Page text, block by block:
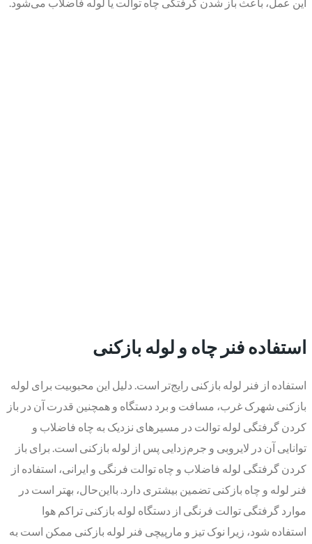
​استفاده فنر چاه و لوله بازکنی
استفاده از فنر لوله بازکنی رایج‌تر است. دلیل این محبوبیت برای لوله
بازکنی شهرک غرب، مسافت و برد دستگاه و همچنین قدرت آن در باز
کردن گرفتگی لوله توالت در مسیرهای نزدیک به چاه فاضلاب و
توانایی آن در لایروبی و جرم‌زدایی پس از لوله بازکنی است. برای باز
کردن گرفتگی لوله فاضلاب و چاه توالت فرنگی و ایرانی، استفاده از
فنر لوله و چاه بازکنی تضمین بیشتری دارد. بااین‌حال، بهتر است در
موارد گرفتگی توالت فرنگی از دستگاه لوله بازکنی تراکم هوا
استفاده شود، زیرا نوک تیز و مارپیچی فنر لوله بازکنی ممکن است به